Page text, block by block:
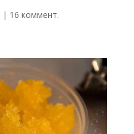
| 16 коммент.